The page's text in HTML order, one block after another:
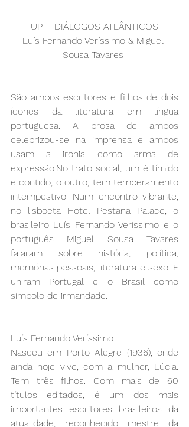
UP – DIÁLOGOS ATLÂNTICOS
Luís Fernando Veríssimo & Miguel
Sousa Tavares
São ambos escritores e filhos de dois
ícones da literatura em língua
portuguesa. A prosa de ambos
celebrizou-se na imprensa e ambos
usam a ironia como arma de
expressão.No trato social, um é tímido
e contido, o outro, tem temperamento
intempestivo. Num encontro vibrante,
no lisboeta Hotel Pestana Palace, o
brasileiro Luís Fernando Veríssimo e o
português Miguel Sousa Tavares
falaram sobre história, política,
memórias pessoais, literatura e sexo. E
uniram Portugal e o Brasil como
símbolo de irmandade.
Luís Fernando Veríssimo
Nasceu em Porto Alegre (1936), onde
ainda hoje vive, com a mulher, Lúcia.
Tem três filhos. Com mais de 60
títulos editados, é um dos mais
importantes escritores brasileiros da
atualidade, reconhecido mestre da